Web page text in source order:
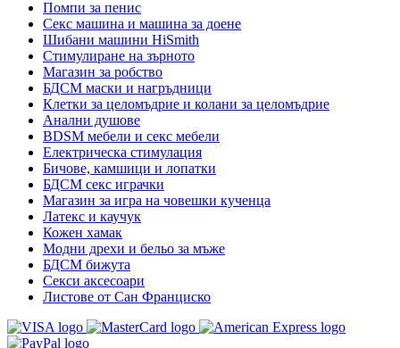
Помпи за пенис
Секс машина и машина за доене
Шибани машини HiSmith
Стимулиране на зърното
Магазин за робство
БДСМ маски и нагръдници
Клетки за целомъдрие и колани за целомъдрие
Анални душове
BDSM мебели и секс мебели
Електрическа стимулация
Бичове, камшици и лопатки
БДСМ секс играчки
Магазин за игра на човешки кученца
Латекс и каучук
Кожен хамак
Модни дрехи и бельо за мъже
БДСМ бижута
Секси аксесоари
Листове от Сан Франциско